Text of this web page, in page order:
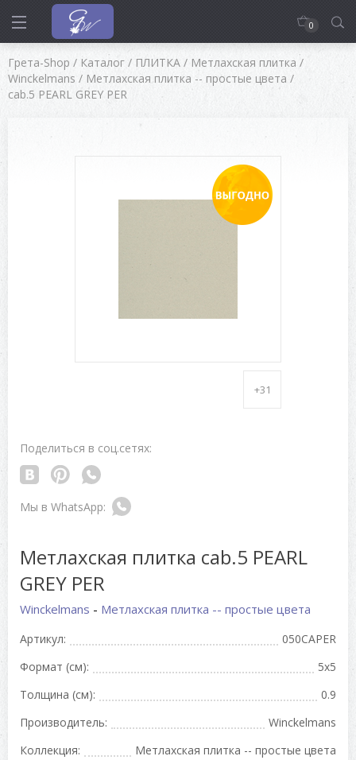
0
Грета-Shop / Каталог / ПЛИТКА / Метлахская плитка /
Winckelmans / Метлахская плитка -- простые цвета /
cab.5 PEARL GREY PER
+31
Поделиться в соц.сетях:
Метлахская плитка cab.5 PEARL
GREY PER
Winckelmans - Метлахская плитка -- простые цвета
Артикул:
050CAPER
Формат (см):
5x5
Толщина (см):
0.9
Производитель:
Winckelmans
Коллекция:
Метлахская плитка -- простые цвета